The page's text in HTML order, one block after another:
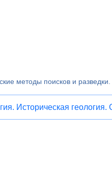
методы поисков и
Историческая